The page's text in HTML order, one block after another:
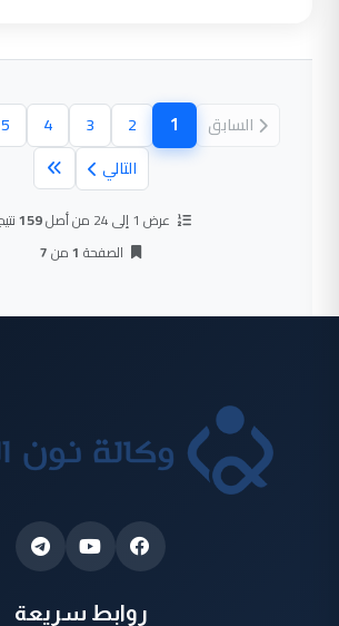
السابق 1
(الصفحة الحالية)
2
3
4
5
التالي
عرض 1 إلى 24 من أصل 159
الصفحة 1من7
روابط سريعة